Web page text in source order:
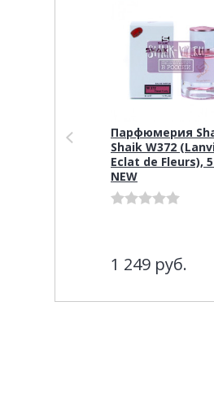
Парфюмерия
Shaik W372
Eclat de Fleurs),
NEW
1 249 руб.